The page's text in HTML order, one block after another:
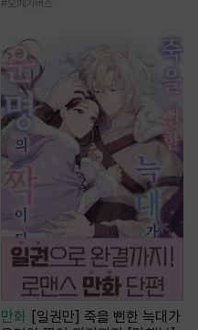
#오메가버스
만화 [일권만] 죽을 뻔한 늑대가